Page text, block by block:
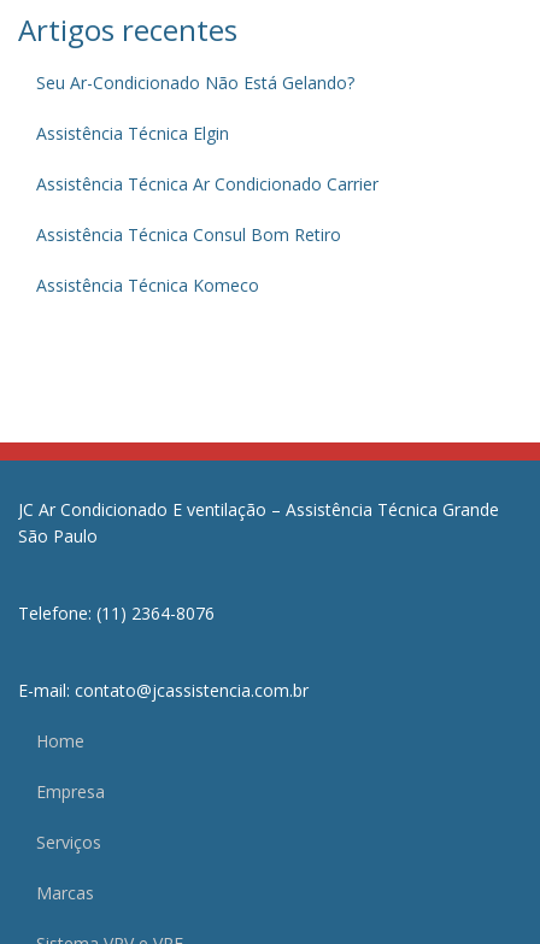
Artigos recentes
Seu Ar-Condicionado Não Está Gelando?
Assistência Técnica Elgin
Assistência Técnica Ar Condicionado Carrier
Assistência Técnica Consul Bom Retiro
Assistência Técnica Komeco
JC Ar Condicionado E ventilação – Assistência Técnica Grande
São Paulo
Telefone: (11) 2364-8076
E-mail: contato@jcassistencia.com.br
Home
Empresa
Serviços
Marcas